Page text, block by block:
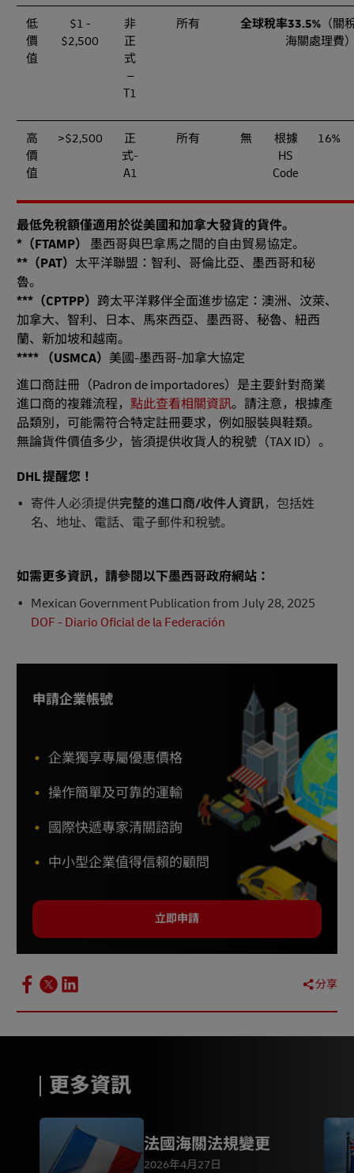
低
價
值
$1 -
$2,500
非
正
式
–
T1
所有 全球稅率33.5% （關
海關處理費
高
價
值
>$2,500
正
式-
A1
所有 無
根據
HS
Code
16%
最低免稅額僅適用於從美國和加拿大發貨的貨件。
*（FTAMP） 墨西哥與巴拿馬之間的自由貿易協定。
**（PAT） 太平洋聯盟：智利、哥倫比亞、墨西哥和秘
魯。
***（CPTPP） 跨太平洋夥伴全面進步協定：澳洲、汶萊、
加拿大、智利、日本、馬來西亞、墨西哥、秘魯、紐西
蘭、新加坡和越南。
**** （USMCA） 美國-墨西哥-加拿大協定
進口商註冊（Padron de importadores）是主要針對商業
進口商的複雜流程， 點此查看相關資訊。請注意，根據產
品類別，可能需符合特定註冊要求，例如服裝與鞋類。
無論貨件價值多少，皆須提供收貨人的稅號（TAX ID）。
DHL 提醒您！
寄件人必須提供完整的進口商/收件人資訊，包括姓
名、地址、電話、電子郵件和稅號。
如需更多資訊，請參閱以下墨西哥政府網站：
Mexican Government Publication from July 28, 2025
DOF - Diario Oficial de la Federación
申請企業帳號
企業獨享專屬優惠價格
操作簡單及可靠的運輸
國際快遞專家清關諮詢
中小型企業值得信賴的顧問
立即申請
分享
更多資訊
法國海關法規變更
2026年4月27日